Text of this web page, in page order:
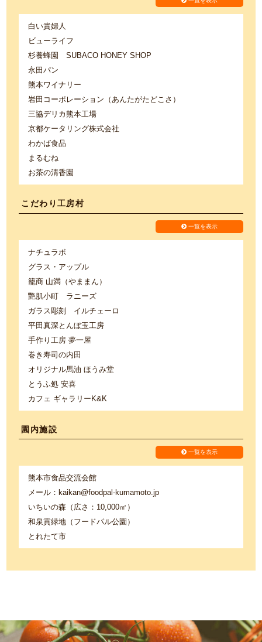
白い貴婦人
ビューライフ
杉養蜂園 SUBACO HONEY SHOP
永田パン
熊本ワイナリー
岩田コーポレーション（あんたがたどこさ）
三協デリカ熊本工場
京都ケータリング株式会社
わかば食品
まるむね
お茶の清香園
こだわり工房村
一覧を表示
ナチュラボ
グラス・アップル
籠商 山満（やままん）
艷肌小町 ラニーズ
ガラス彫刻 イルチェーロ
平田真深とんぼ玉工房
手作り工房 夢一屋
巻き寿司の内田
オリジナル馬油 ほうみ堂
とうふ処 安喜
カフェ ギャラリーK&K
園内施設
一覧を表示
熊本市食品交流会館
メール：kaikan@foodpal-kumamoto.jp
いちいの森（広さ：10,000㎡）
和泉貢緑地（フードパル公園）
とれたて市